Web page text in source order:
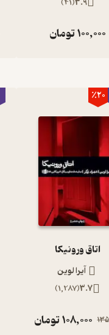
3.9
(
41
)
100,000تومان
٪20
اتاق ورونیکا
آیرا لوین
3.7
(
1,287
)
108,000تومان